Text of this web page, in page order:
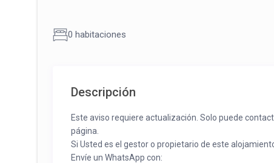
0 habitaciones
Descripción
Este aviso requiere actualización. Solo puede
página.
Si Usted es el gestor o propietario de este
Envíe un WhatsApp con: